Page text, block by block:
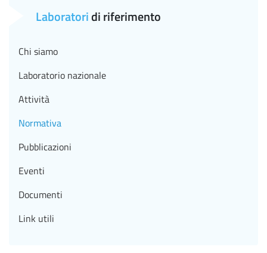
Laboratoridi riferimento
Chi siamo
Laboratorio nazionale
Attività
Normativa
Pubblicazioni
Eventi
Documenti
Link utili